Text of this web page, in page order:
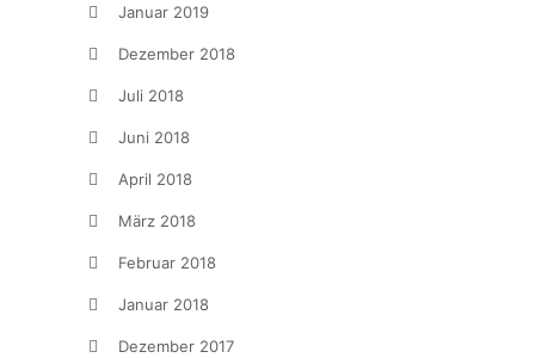
Januar 2019
Dezember 2018
Juli 2018
Juni 2018
April 2018
März 2018
Februar 2018
Januar 2018
Dezember 2017